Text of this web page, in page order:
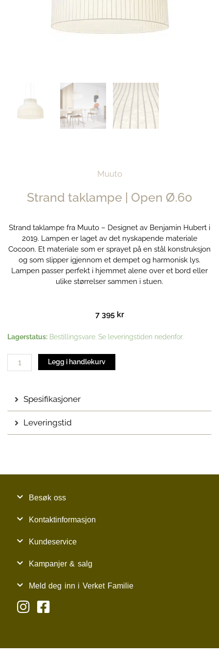
Muuto
Strand taklampe | Open Ø.60
Strand taklampe fra Muuto – Designet av Benjamin Hubert i
2019. Lampen er laget av det nyskapende materiale
Cocoon. Et materiale som er sprayet på en stål konstruksjon
og som slipper igjennom et dempet og harmonisk lys.
Lampen passer perfekt i hjemmet alene over et bord eller
ulike størrelser sammen i stuen.
7 395 kr
Lagerstatus: Bestillingsvare. Se leveringstiden nedenfor.
Strand
Open
Legg i handlekurv
Spesifikasjoner
Leveringstid
Besøk oss
Kontaktinformasjon
Kundeservice
Kampanjer & salg
Meld deg inn i Verket Familie